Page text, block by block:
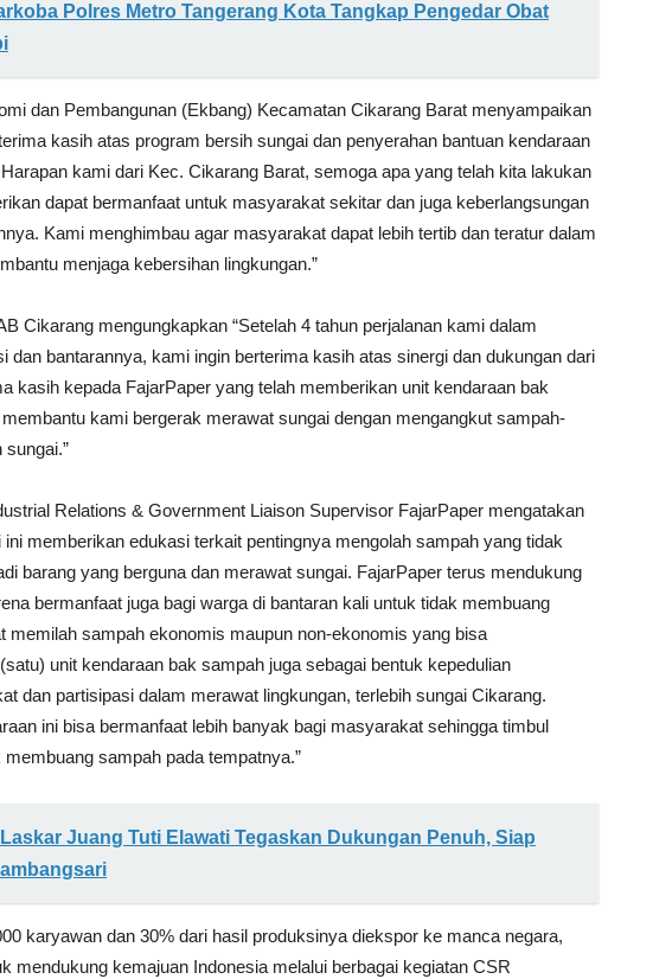
Polres Metro Tangerang Kota Tangkap Pengedar Obat
dan Pembangunan (Ekbang) Kecamatan Cikarang Barat menyampaikan
kasih atas program bersih sungai dan penyerahan bantuan kendaraan
kami dari Kec. Cikarang Barat, semoga apa yang telah kita lakukan
dapat bermanfaat untuk masyarakat sekitar dan juga keberlangsungan
Kami menghimbau agar masyarakat dapat lebih tertib dan teratur dalam
menjaga kebersihan lingkungan.”
Cikarang mengungkapkan “Setelah 4 tahun perjalanan kami dalam
dan bantarannya, kami ingin berterima kasih atas sinergi dan dukungan dari
kasih kepada FajarPaper yang telah memberikan unit kendaraan bak
kami bergerak merawat sungai dengan mengangkut sampah-
Relations & Government Liaison Supervisor FajarPaper mengatakan
ini memberikan edukasi terkait pentingnya mengolah sampah yang tidak
barang yang berguna dan merawat sungai. FajarPaper terus mendukung
bermanfaat juga bagi warga di bantaran kali untuk tidak membuang
memilah sampah ekonomis maupun non-ekonomis yang bisa
unit kendaraan bak sampah juga sebagai bentuk kepedulian
dan partisipasi dalam merawat lingkungan, terlebih sungai Cikarang.
ini bisa bermanfaat lebih banyak bagi masyarakat sehingga timbul
sampah pada tempatnya.”
Juang Tuti Elawati Tegaskan Dukungan Penuh, Siap
karyawan dan 30% dari hasil produksinya diekspor ke manca negara,
mendukung kemajuan Indonesia melalui berbagai kegiatan CSR